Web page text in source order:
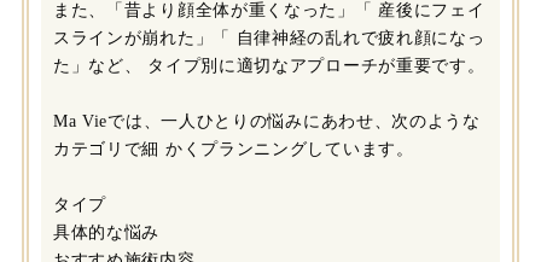
また、「昔より顔全体が重くなった」「 産後にフェイ
スラインが崩れた」「 自律神経の乱れで疲れ顔になっ
た」など、 タイプ別に適切なアプローチが重要です。
Ma Vieでは、一人ひとりの悩みにあわせ、次のような
カテゴリで細 かくプランニングしています。
タイプ
具体的な悩み